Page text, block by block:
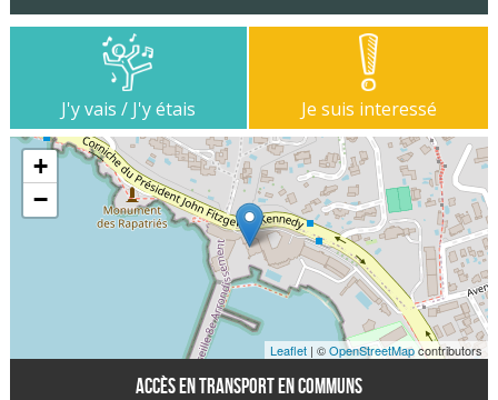
J'y vais / J'y étais Je suis interessé
+
−
Leaflet | ©OpenStreetMapcontributors
Accès en transport en communs